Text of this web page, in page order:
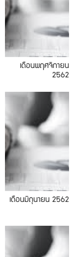
เดือนพฤศจิกายน
2562
เดือนมิถุนายน 2562
05.2019
01.2019